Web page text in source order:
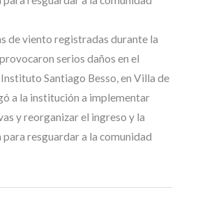
de viento registradas durante la
serios daños en el
Santiago Besso, en Villa de
a la institución a implementar
y reorganizar el ingreso y la
resguardar a la comunidad